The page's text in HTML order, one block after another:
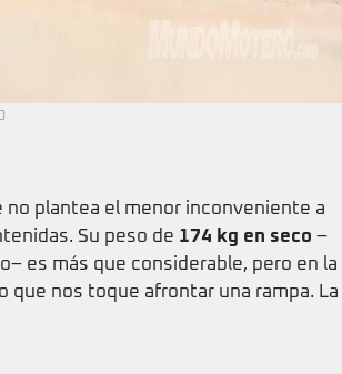
no plantea el menor inconveniente a
Su peso de 174 kg en seco –
es más que considerable, pero en la
que nos toque afrontar una rampa. La